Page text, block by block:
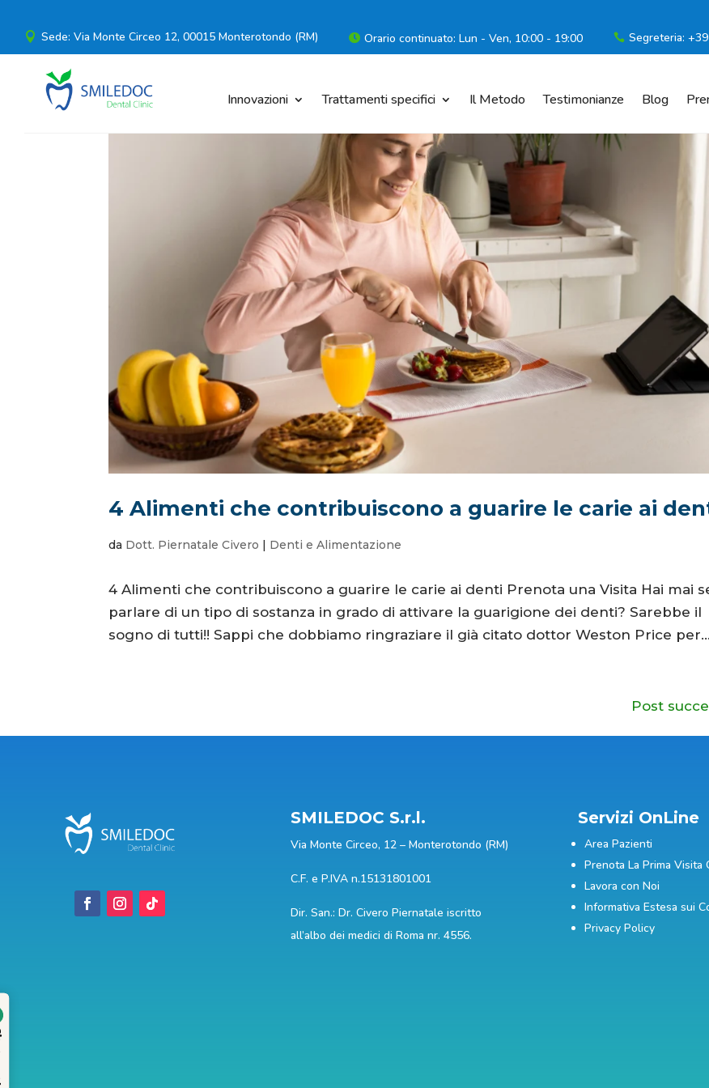
 Sede: Via Monte Circeo 12, 00015 Monterotondo (RM)  Orario continuato: Lun - Ven, 10:00 - 19:00  Segreteria:
Innovazioni Trattamenti specifici Il Metodo Testimonianze Blog
4 Alimenti che contribuiscono a guarire le carie ai
da Dott. Piernatale Civero Denti e Alimentazione
4 Alimenti che contribuiscono a guarire le carie ai denti Prenota una Visita Hai mai
parlare di un tipo di sostanza in grado di attivare la guarigione dei denti? Sarebbe il
sogno di tutti!! Sappi che dobbiamo ringraziare il già citato dottor Weston Price per...
Post
SMILEDOC S.r.l.
Via Monte Circeo, 12 – Monterotondo (RM)
C.F. e P.IVA n.15131801001
Dir. San.: Dr. Civero Piernatale iscritto
all’albo dei medici di Roma nr. 4556.
Servizi OnLine
Area Pazienti
Prenota La Prima Visita
Lavora con Noi
Informativa Estesa sui
Privacy Policy